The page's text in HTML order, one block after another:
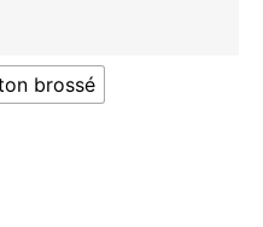
brossé